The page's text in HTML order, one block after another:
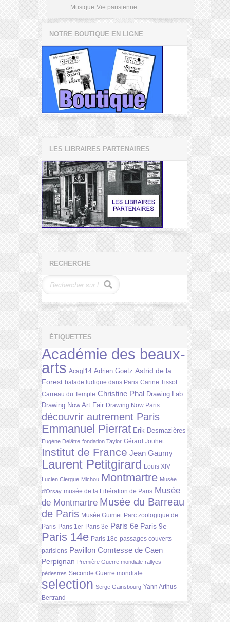
Musique Vie parisienne
NOTRE BOUTIQUE EN LIGNE
LES LIBRAIRES PARTENAIRES
RECHERCHE
ÉTIQUETTES
Académie des beaux-
arts Acagl14 Adrien Goetz Astrid de la
Forest balade ludique dans Paris Carine Tissot
Carreau du Temple Christine Phal Drawing Lab
Drawing Now Art Fair Drawing Now Paris
découvrir autrement Paris
Emmanuel Pierrat Erik Desmazières
Eugène Delâtre fondation Taylor Gérard Jouhet
Institut de France Jean Gaumy
Laurent Petitgirard Louis XIV
Lucien Clergue Michou Montmartre Musée
d'Orsay musée de la Libération de Paris Musée
de Montmartre Musée du Barreau
de Paris Musée Guimet Parc zoologique de
Paris Paris 1er Paris 3e Paris 6e Paris 9e
Paris 14e Paris 18e passages couverts
parisiens Pavillon Comtesse de Caen
Perpignan Première Guerre mondiale rallyes
pédestres Seconde Guerre mondiale
selection Serge Gainsbourg Yann Arthus-
Bertrand